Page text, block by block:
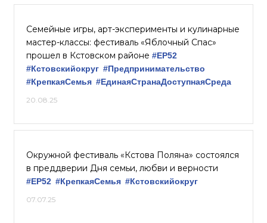
Семейные игры, арт-эксперименты и кулинарные
мастер-классы: фестиваль «Яблочный Спас»
прошел в Кстовском районе #ЕР52
#Кстовскийокруг #Предпринимательство
#КрепкаяСемья #ЕдинаяСтранаДоступнаяСреда
20.08.25
Окружной фестиваль «Кстова Поляна» состоялся
в преддверии Дня семьи, любви и верности
#ЕР52 #КрепкаяСемья #Кстовскийокруг
07.07.25